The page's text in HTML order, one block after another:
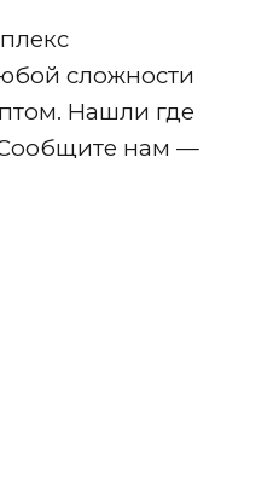
сложности
Нашли где
Сообщите нам —